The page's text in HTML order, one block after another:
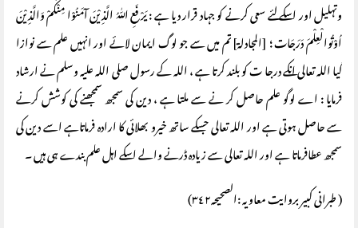
وتہلیل اور اسکے لئے سعی کرنے کو جہاد قرار دیا ہے : یَرْ فَعِ اللّٰہُ الَّذِیْنَ آمَنُوْا مِنْکُمْ وَالَّذِیْنَ
اُوْتُوالْعِلْمَ دَرَجَات ؛ [المجادلة] تم میں سے جو لوگ ایمان لائے اور انہیں علم سے نوازا
گیا اللہ تعالی انکے درجا ت کو بلند کرتا ہے ، اللہ کے رسول صلی اللہ علیہ وسلم نے ارشاد
فرمایا : اے لوگو علم حاصل کر نے سے ملتا ہے ، دین کی سمجھ سمجھنے کی کوشش کرنے
سے حاصل ہوتی ہے اور اللہ تعالی جسکے ساتھ خیرو بھلائی کا ارادہ فرماتاہے اسے دین کی
سمجھ عطافرماتا ہے اور اللہ تعالی سے زیادہ ڈرنے والے اسکے اہل علم بندے ہی ہیں ۔
( طبرانی کبیر بروایت معاویہ :الصحیحہ٣٤٢)